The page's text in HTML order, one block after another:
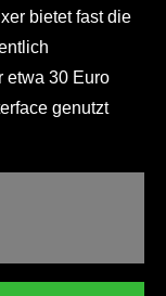
bietet fast die
etwa 30 Euro
genutzt